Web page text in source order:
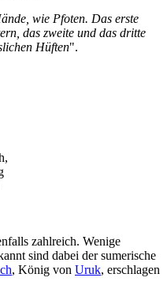
wie Pfoten. Das erste
das zweite und das dritte
Hüften".
zahlreich. Wenige
sind dabei der sumerische
, König von Uruk, erschlagen